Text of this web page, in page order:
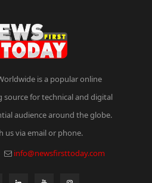
is a popular online
source for technical and digital
audience around the globe.
us via email or phone.
info@newsfirsttoday.com